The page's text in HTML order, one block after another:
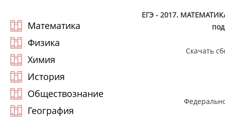
Математика
Физика
Химия
История
Обществознание
География
ЕГЭ - 2017.
Скачать